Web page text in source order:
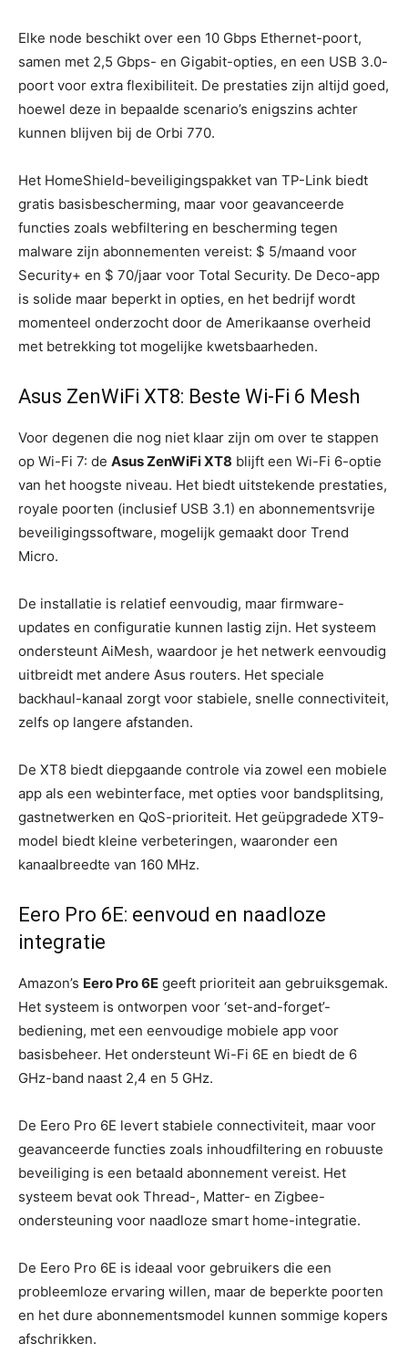
Elke node beschikt over een 10 Gbps Ethernet-poort,
samen met 2,5 Gbps- en Gigabit-opties, en een USB 3.0-
poort voor extra flexibiliteit. De prestaties zijn altijd goed,
hoewel deze in bepaalde scenario’s enigszins achter
kunnen blijven bij de Orbi 770.
Het HomeShield-beveiligingspakket van TP-Link biedt
gratis basisbescherming, maar voor geavanceerde
functies zoals webfiltering en bescherming tegen
malware zijn abonnementen vereist: $ 5/maand voor
Security+ en $ 70/jaar voor Total Security. De Deco-app
is solide maar beperkt in opties, en het bedrijf wordt
momenteel onderzocht door de Amerikaanse overheid
met betrekking tot mogelijke kwetsbaarheden.
Asus ZenWiFi XT8: Beste Wi-Fi 6 Mesh
Voor degenen die nog niet klaar zijn om over te stappen
op Wi-Fi 7: de Asus ZenWiFi XT8 blijft een Wi-Fi 6-optie
van het hoogste niveau. Het biedt uitstekende prestaties,
royale poorten (inclusief USB 3.1) en abonnementsvrije
beveiligingssoftware, mogelijk gemaakt door Trend
Micro.
De installatie is relatief eenvoudig, maar firmware-
updates en configuratie kunnen lastig zijn. Het systeem
ondersteunt AiMesh, waardoor je het netwerk eenvoudig
uitbreidt met andere Asus routers. Het speciale
backhaul-kanaal zorgt voor stabiele, snelle connectiviteit,
zelfs op langere afstanden.
De XT8 biedt diepgaande controle via zowel een mobiele
app als een webinterface, met opties voor bandsplitsing,
gastnetwerken en QoS-prioriteit. Het geüpgradede XT9-
model biedt kleine verbeteringen, waaronder een
kanaalbreedte van 160 MHz.
Eero Pro 6E: eenvoud en naadloze
integratie
Amazon’s Eero Pro 6E geeft prioriteit aan gebruiksgemak.
Het systeem is ontworpen voor ‘set-and-forget’-
bediening, met een eenvoudige mobiele app voor
basisbeheer. Het ondersteunt Wi-Fi 6E en biedt de 6
GHz-band naast 2,4 en 5 GHz.
De Eero Pro 6E levert stabiele connectiviteit, maar voor
geavanceerde functies zoals inhoudfiltering en robuuste
beveiliging is een betaald abonnement vereist. Het
systeem bevat ook Thread-, Matter- en Zigbee-
ondersteuning voor naadloze smart home-integratie.
De Eero Pro 6E is ideaal voor gebruikers die een
probleemloze ervaring willen, maar de beperkte poorten
en het dure abonnementsmodel kunnen sommige kopers
afschrikken.